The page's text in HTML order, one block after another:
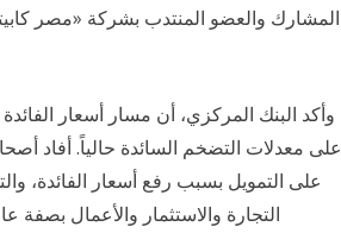
المشارك والعضو المنتدب بشركة «مصر
وأكد البنك المركزي، أن مسار أسعار
على معدلات التضخم السائدة حالياً.
التجارة والاستثمار والأعمال